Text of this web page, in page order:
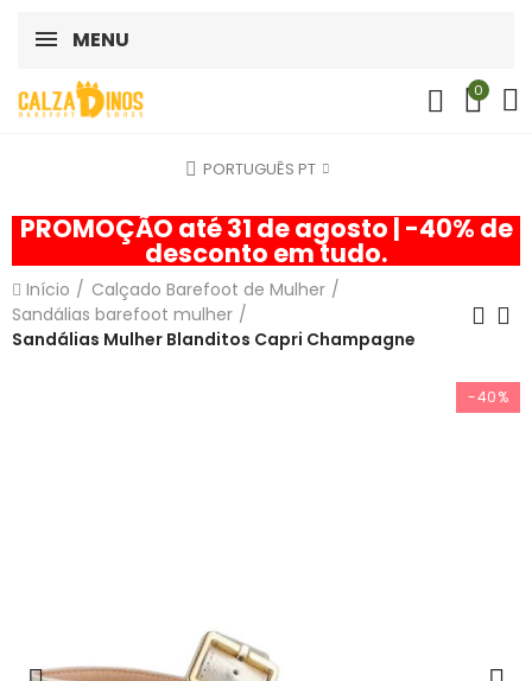
MENU
0
PORTUGUÊS PT
PROMOÇÃO até 31 de agosto | -40% de
desconto em tudo.
Início
Calçado Barefoot de Mulher
Sandálias barefoot mulher
Sandálias Mulher Blanditos Capri Champagne
-40%